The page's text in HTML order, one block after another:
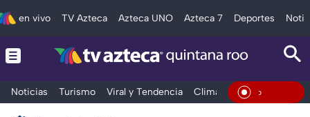
en vivo TV Azteca Azteca UNO Azteca 7 Deportes
Noticias Turismo Viral y Tendencia Clima Tráfico En Vivo